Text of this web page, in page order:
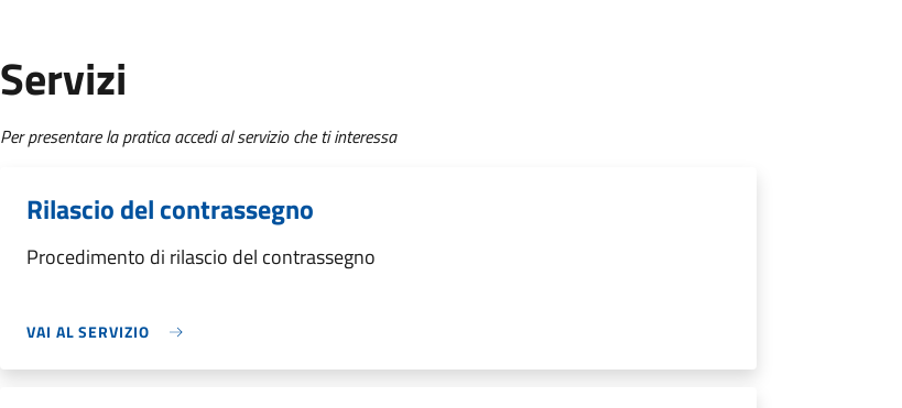
Servizi
Per presentare la pratica accedi al servizio che ti interessa
Rilascio del contrassegno
Procedimento di rilascio del contrassegno
VAI AL SERVIZIO